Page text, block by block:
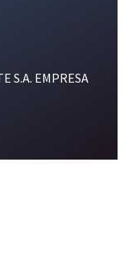
S.A. EMPRESA